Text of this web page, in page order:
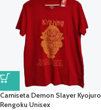
Camiseta Demon Slayer Kyojuro
Rengoku Unisex